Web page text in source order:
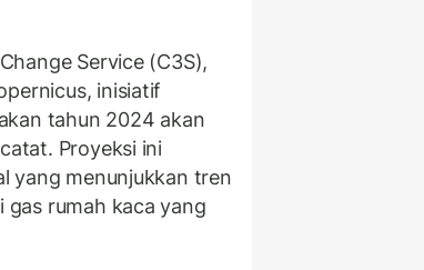
Service (C3S),
inisiatif
tahun 2024 akan
Proyeksi ini
yang menunjukkan tren
rumah kaca yang